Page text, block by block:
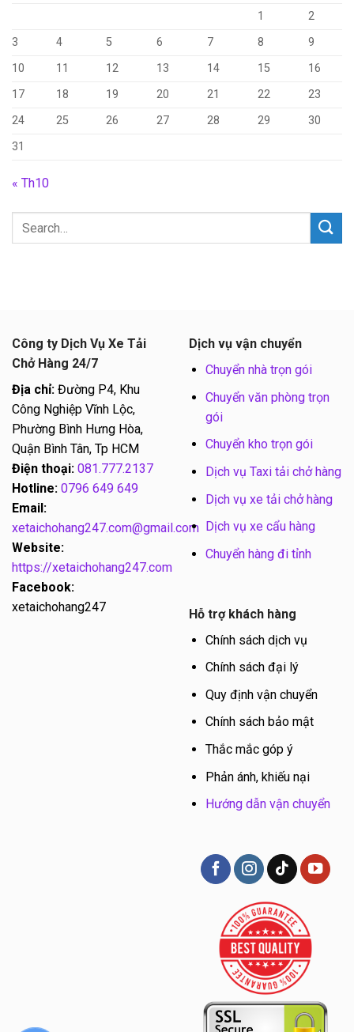
1
2
3
4 5 6 7 8
9
10
11 12 13 14 15
16
17
18 19 20 21 22
23
24
25 26 27 28 29
30
31
« Th10
Công ty Dịch Vụ Xe Tải
Chở Hàng 24/7
Địa chỉ: Đường P4, Khu
Công Nghiệp Vĩnh Lộc,
Phường Bình Hưng Hòa,
Quận Bình Tân, Tp HCM
Điện thoại: 081.777.2137
Hotline: 0796 649 649
Email:
xetaichohang247.com@gmail.com
Website:
https://xetaichohang247.com
Facebook:
xetaichohang247
Dịch vụ vận chuyển
Chuyển nhà trọn gói
Chuyển văn phòng trọn
gói
Chuyển kho trọn gói
Dịch vụ Taxi tải chở hàng
Dịch vụ xe tải chở hàng
Dịch vụ xe cẩu hàng
Chuyển hàng đi tỉnh
Hỗ trợ khách hàng
Chính sách dịch vụ
Chính sách đại lý
Quy định vận chuyển
Chính sách bảo mật
Thắc mắc góp ý
Phản ánh, khiếu nại
Hướng dẫn vận chuyển